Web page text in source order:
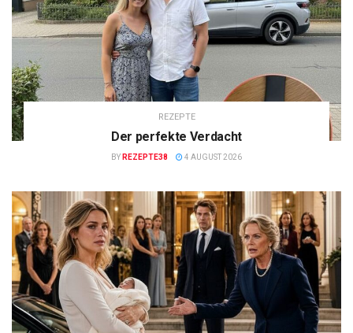
REZEPTE
Der perfekte Verdacht
BY REZEPTE38 4 AUGUST 2026